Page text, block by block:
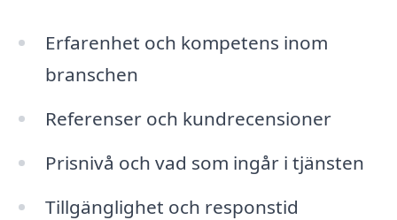
Erfarenhet och kompetens inom
branschen
Referenser och kundrecensioner
Prisnivå och vad som ingår i tjänsten
Tillgänglighet och responstid